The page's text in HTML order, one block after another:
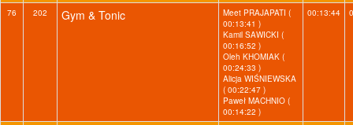
76 202 Gym & Tonic
Meet PRAJAPATI (
00:13:41 )
Kamil SAWICKI (
00:16:52 )
Oleh KHOMIAK (
00:24:33 )
Alicja WIŚNIEWSKA
( 00:22:47 )
Paweł MACHNIO (
00:14:22 )
00:13:44